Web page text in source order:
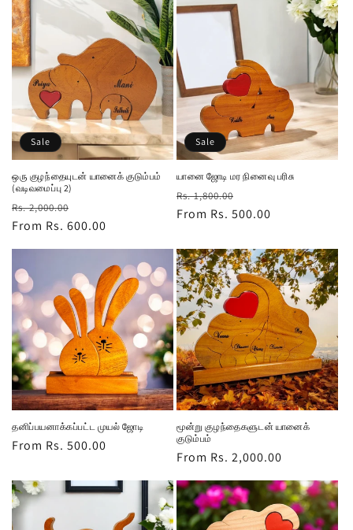
Sale
ஒரு குழந்தையுடன் யானைக் குடும்பம்
(வடிவமைப்பு 2)
Regular
price
Rs. 2,000.00
price
From Rs. 600.00
Sale
யானை ஜோடி மர நினைவு பரிசு
Regular
price
Rs. 1,800.00
price
From Rs. 500.00
தனிப்பயனாக்கப்பட்ட முயல் ஜோடி
Regular
From Rs. 500.00
மூன்று குழந்தைகளுடன் யானைக்
குடும்பம்
Regular
price
From Rs. 2,000.00